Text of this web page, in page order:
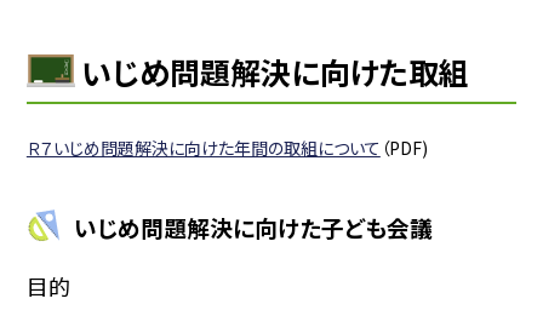
いじめ問題解決に向けた取組
Ｒ７いじめ問題解決に向けた年間の取組について （PDF)
いじめ問題解決に向けた子ども会議
目的